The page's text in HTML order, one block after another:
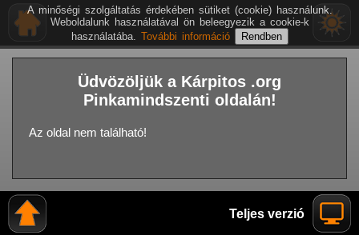
Üdvözöljük a Kárpitos .org
Pinkamindszenti oldalán!
Az oldal nem található!
Teljes verzió
A minőségi szolgáltatás érdekében sütiket (cookie) használunk.
Weboldalunk használatával ön beleegyezik a cookie-k
használatába. További információ